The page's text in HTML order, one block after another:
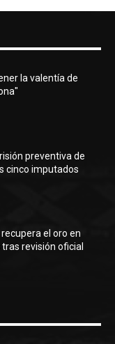
la valentía de
preventiva de
cinco imputados
el oro en
revisión oficial